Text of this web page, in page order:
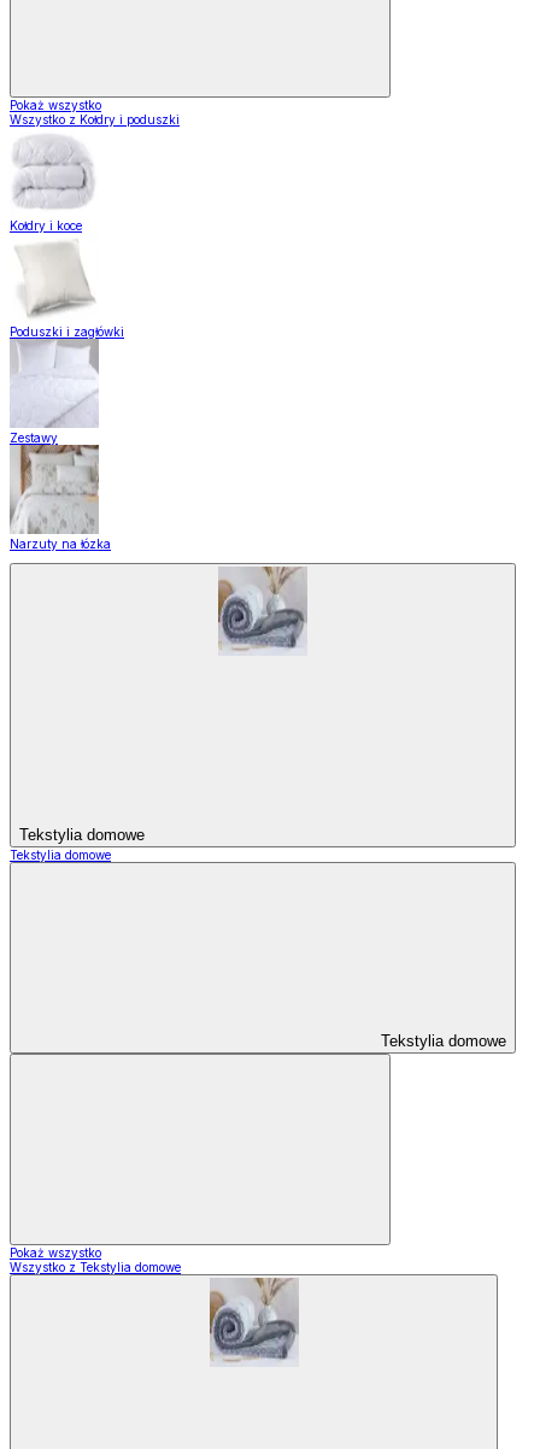
Pokaż wszystko
Wszystko z Kołdry i poduszki
Kołdry i koce
Poduszki i zagłówki
Zestawy
Narzuty na łózka
Tekstylia domowe
Tekstylia domowe
Tekstylia domowe
Pokaż wszystko
Wszystko z Tekstylia domowe